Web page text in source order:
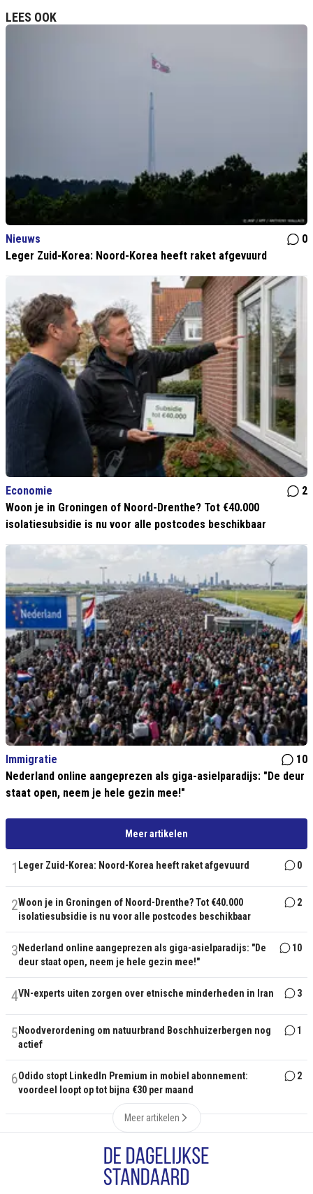
LEES OOK
Nieuws
0
Leger Zuid-Korea: Noord-Korea heeft raket afgevuurd
Economie
2
Woon je in Groningen of Noord-Drenthe? Tot €40.000
isolatiesubsidie is nu voor alle postcodes beschikbaar
Immigratie
10
Nederland online aangeprezen als giga-asielparadijs: "De deur
staat open, neem je hele gezin mee!"
Meer artikelen
1 Leger Zuid-Korea: Noord-Korea heeft raket afgevuurd 0
2Woon je in Groningen of Noord-Drenthe? Tot €40.000
isolatiesubsidie is nu voor alle postcodes beschikbaar
2
3 Nederland online aangeprezen als giga-asielparadijs: "De
deur staat open, neem je hele gezin mee!"
10
4VN-experts uiten zorgen over etnische minderheden in Iran 3
5 Noodverordening om natuurbrand Boschhuizerbergen nog
actief
1
6Odido stopt LinkedIn Premium in mobiel abonnement:
voordeel loopt op tot bijna €30 per maand
2
Meer artikelen